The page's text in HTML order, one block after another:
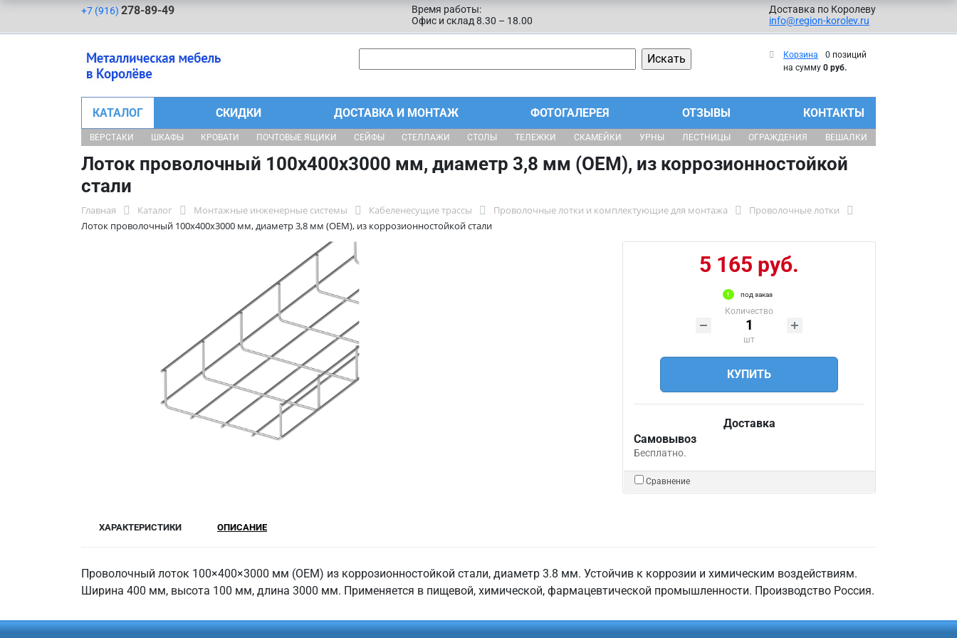
+7 (916) 278-89-49
Время работы:
Офис и склад 8.30 – 18.00
Доставка по Королеву
info@region-korolev.ru
Корзина
0 позиций
на сумму 0 руб.
КАТАЛОГ СКИДКИ ДОСТАВКА И МОНТАЖ ФОТОГАЛЕРЕЯ ОТЗЫВЫ КОНТАКТЫ
ВЕРСТАКИ ШКАФЫ КРОВАТИ ПОЧТОВЫЕ ЯЩИКИ СЕЙФЫ СТЕЛЛАЖИ СТОЛЫ ТЕЛЕЖКИ СКАМЕЙКИ УРНЫ ЛЕСТНИЦЫ ОГРАЖДЕНИЯ ВЕШАЛКИ
Лоток проволочный 100х400х3000 мм, диаметр 3,8 мм (ОЕМ), из коррозионностойкой
стали
Главная Каталог Монтажные инженерные системы Кабеленесущие трассы Проволочные лотки и комплектующие для монтажа
Проволочные лотки
Лоток проволочный 100х400х3000 мм, диаметр 3,8 мм (ОЕМ), из коррозионностойкой стали
5 165 руб.
под заказ
Количество
шт
КУПИТЬ
Доставка
Самовывоз
Бесплатно.
Сравнение
ХАРАКТЕРИСТИКИ ОПИСАНИЕ
Проволочный лоток 100×400×3000 мм (ОЕМ) из коррозионностойкой стали, диаметр 3.8 мм. Устойчив к коррозии и химическим воздействиям.
Ширина 400 мм, высота 100 мм, длина 3000 мм. Применяется в пищевой, химической, фармацевтической промышленности. Производство Россия.